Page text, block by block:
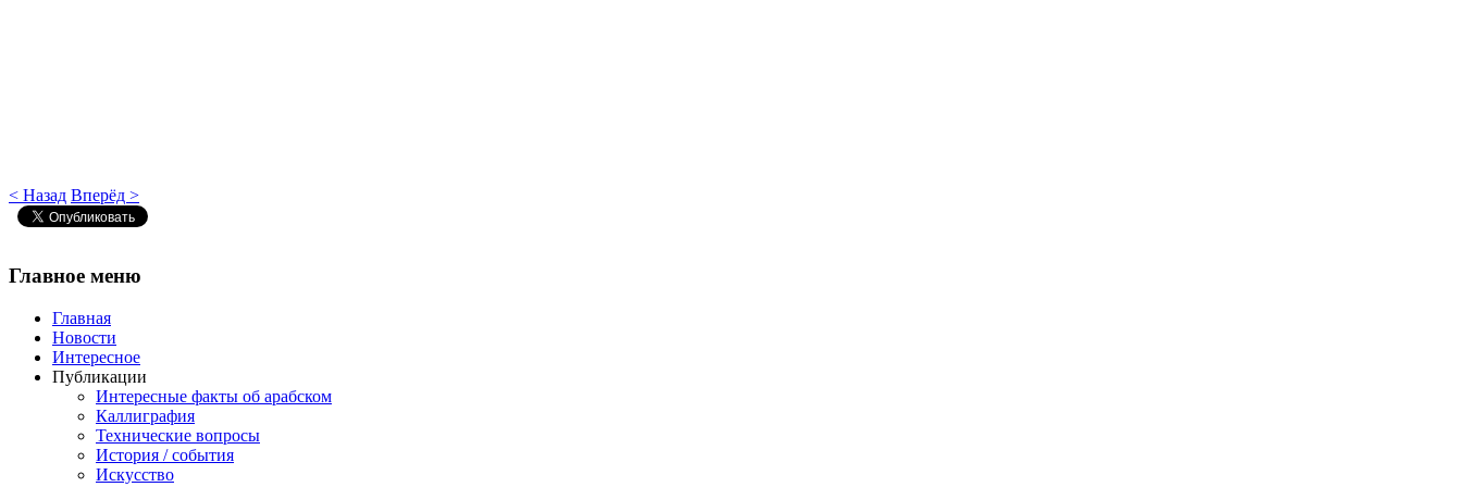
< Назад Вперёд >
Главное меню
Главная
Новости
Интересное
Публикации
Интересные факты об арабском
Каллиграфия
Технические вопросы
История / события
Искусство